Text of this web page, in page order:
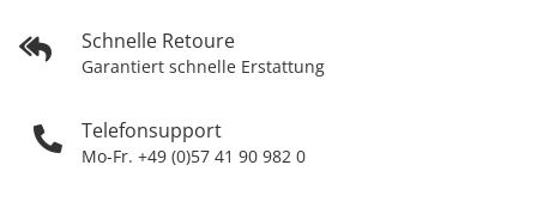
Schnelle Retoure
Garantiert schnelle Erstattung
Telefonsupport
Mo-Fr. +49 (0)57 41 90 982 0